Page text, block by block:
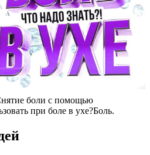
боли с помощью
при боле в ухе?Боль.